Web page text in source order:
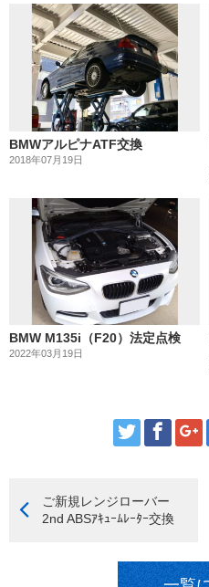
BMWアルピナATF交換
2018年07月19日
BMW M135i（F20）法定点検
2022年03月19日
ご新規レンジローバー
2nd ABSｱｷｭｰﾑﾚｰﾀｰ交換